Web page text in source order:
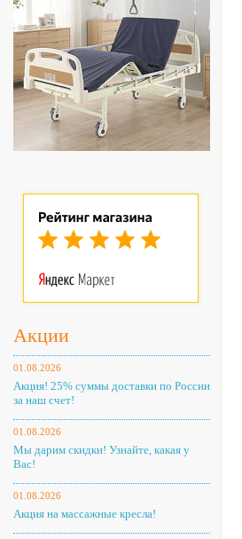
Акции
01.08.2026
Акция! 25% суммы доставки по России
за наш счет!
01.08.2026
Мы дарим скидки! Узнайте, какая у
Вас!
01.08.2026
Акция на массажные кресла!